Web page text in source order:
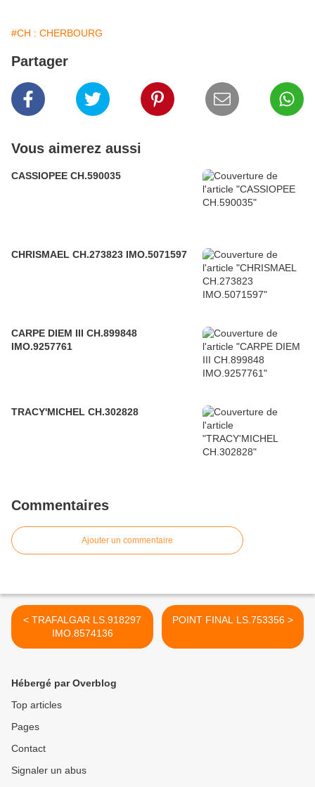
#CH : CHERBOURG
Partager
Vous aimerez aussi
CASSIOPEE CH.590035
CHRISMAEL CH.273823 IMO.5071597
CARPE DIEM III CH.899848
IMO.9257761
TRACY'MICHEL CH.302828
Commentaires
Ajouter un commentaire
< TRAFALGAR LS.918297
IMO.8574136
POINT FINAL LS.753356 >
Hébergé par Overblog
Top articles
Pages
Contact
Signaler un abus